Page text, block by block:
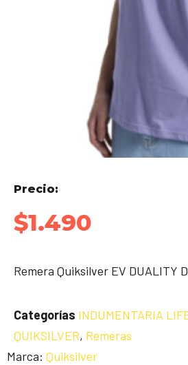
Precio:
$1.490
Remera Quiksilver EV DUALITY
Categorías INDUMENTARIA
QUIKSILVER, Remeras
Marca: Quiksilver